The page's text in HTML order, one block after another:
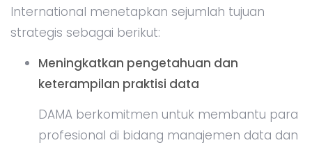
International menetapkan sejumlah tujuan
strategis sebagai berikut:
Meningkatkan pengetahuan dan
keterampilan praktisi data
DAMA berkomitmen untuk membantu para
profesional di bidang manajemen data dan